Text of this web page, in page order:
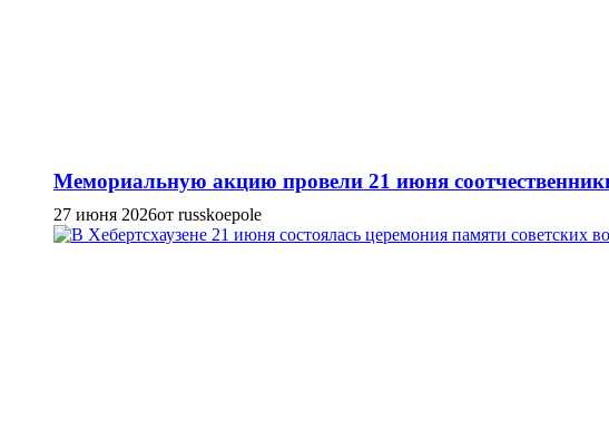
Мемориальную акцию провели 21 июня
27 июня 2026от russkoepole